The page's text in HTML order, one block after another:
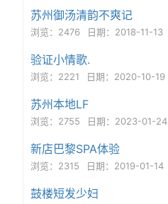
苏州御汤清韵不爽记
浏览：2476 日期：2018-11-13
验证小情歌.
浏览：2221 日期：2020-10-19
苏州本地LF
浏览：2755 日期：2023-01-24
新店巴黎SPA体验
浏览：2315 日期：2019-01-14
鼓楼短发少妇